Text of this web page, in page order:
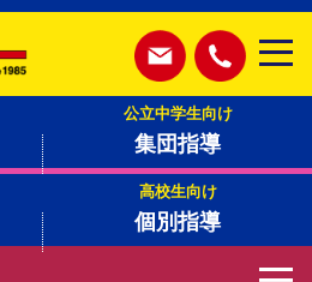
公立中学生向け
集団指導
高校生向け
個別指導